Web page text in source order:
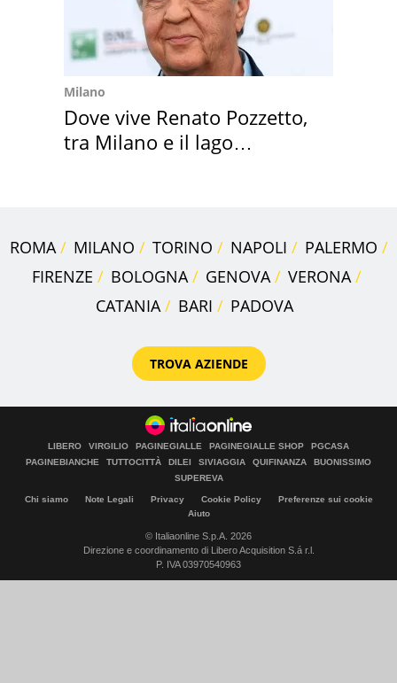
Milano
Dove vive Renato Pozzetto,
tra Milano e il lago
ROMA MILANO TORINO NAPOLI
PALERMO
FIRENZE
BOLOGNA GENOVA
VERONA
CATANIA
BARI PADOVA
TROVA AZIENDE
LIBERO VIRGILIO PAGINEGIALLE PAGINEGIALLE SHOP
PGCASA
PAGINEBIANCHE
TUTTOCITTÀ DILEI SIVIAGGIA QUIFINANZA
BUONISSIMO
SUPEREVA
Chi siamo Note Legali Privacy Cookie Policy
Preferenze sui cookie
Aiuto
© Italiaonline S.p.A. 2026
Direzione e coordinamento di Libero Acquisition S.á r.l.
P. IVA 03970540963